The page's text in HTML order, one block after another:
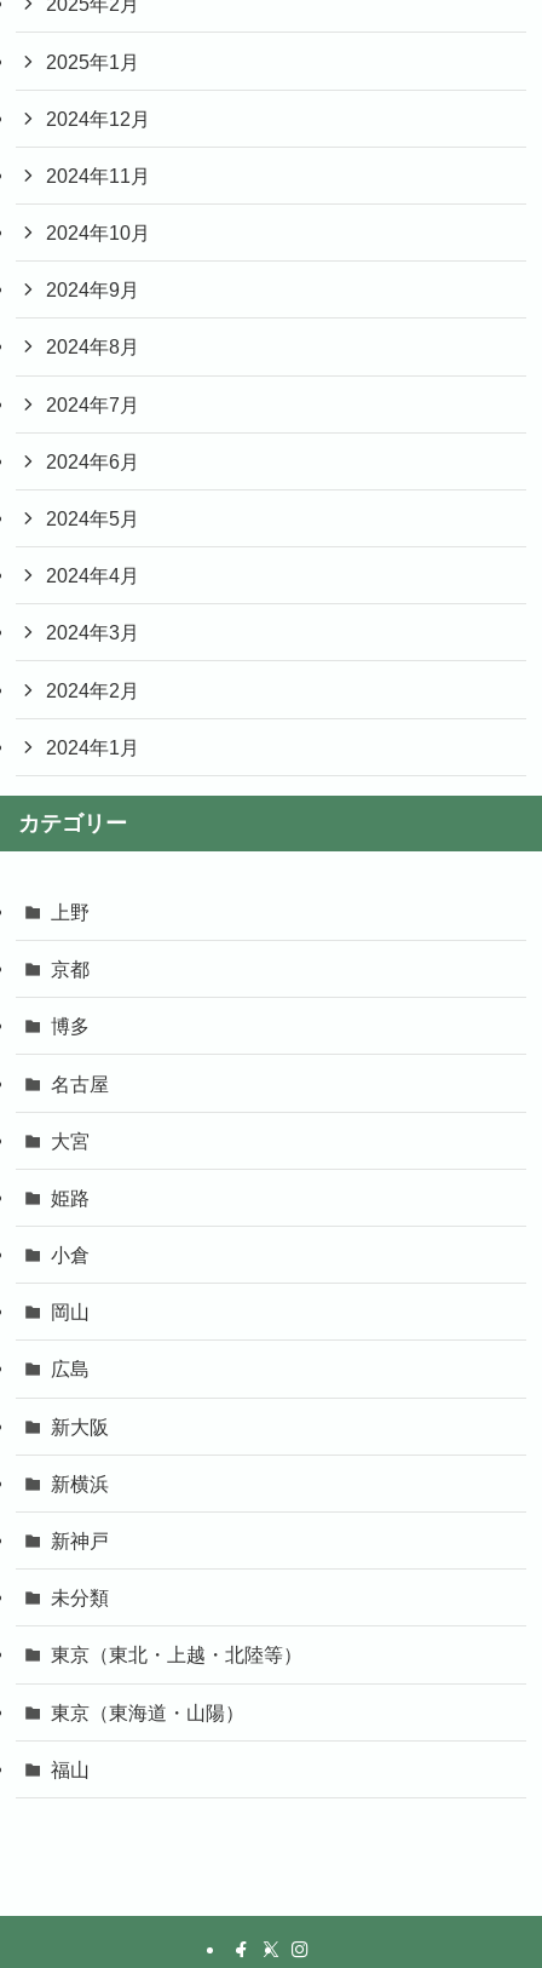
2025年1月
2024年12月
2024年11月
2024年10月
2024年9月
2024年8月
2024年7月
2024年6月
2024年5月
2024年4月
2024年3月
2024年2月
2024年1月
カテゴリー
上野
京都
博多
名古屋
大宮
姫路
小倉
岡山
広島
新大阪
新横浜
新神戸
未分類
東京（東北・上越・北陸等）
東京（東海道・山陽）
福山